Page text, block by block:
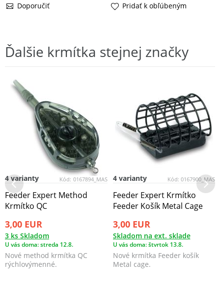
Doporučiť
Pridať k obľúbeným
Ďalšie krmítka stejnej značky
Kód: 0167894_MAS
4 varianty
Feeder Expert Method
Krmítko QC
3,00 EUR
3 ks Skladom
U vás doma: streda 12.8.
Nové method krmítka QC
rýchlovýmenné.
Kód: 0167900_MAS
4 varianty
Feeder Expert Krmítko
Feeder Košík Metal Cage
3,00 EUR
Skladom na ext. sklade
U vás doma: štvrtok 13.8.
Nové krmítka Feeder košík
Metal cage.